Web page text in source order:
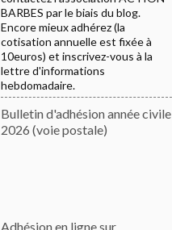
BARBES par le biais du blog.
Encore mieux adhérez (la
cotisation annuelle est fixée à
10euros) et inscrivez-vous à la
lettre d'informations
hebdomadaire.
Bulletin d'adhésion année civile
2026 (voie postale)
Adhésion en ligne sur